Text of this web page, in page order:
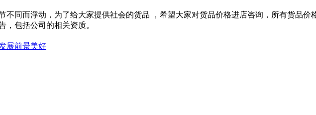
不同而浮动，为了给大家提供社会的货品 ，希望大家对货品价格进店咨询，所有货品
，包括公司的相关资质。
展前景美好